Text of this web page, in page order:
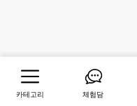
카테고리 체험담